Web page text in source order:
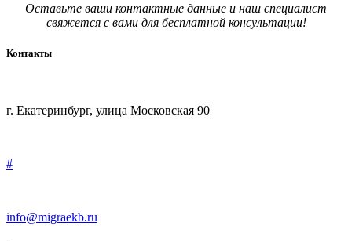
Оставьте ваши контактные данные и наш специалист
свяжется с вами для бесплатной консультации!
Контакты
г. Екатеринбург, улица Московская 90
#
info@migraekb.ru